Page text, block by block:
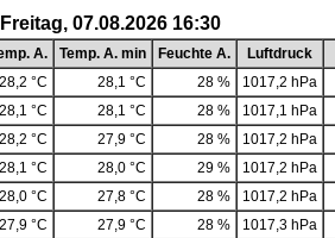
07.08.2026 16:30
A. Temp. A. min Feuchte A.
Luftdruck
28,2 °C 28,1 °C 28 %
1017,2 hPa
28,1 °C 28,1 °C 28 %
1017,1 hPa
28,2 °C 27,9 °C 28 %
1017,2 hPa
28,1 °C 28,0 °C 29 %
1017,2 hPa
28,0 °C 27,8 °C 28 %
1017,2 hPa
27,9 °C 27,9 °C 28 %
1017,3 hPa